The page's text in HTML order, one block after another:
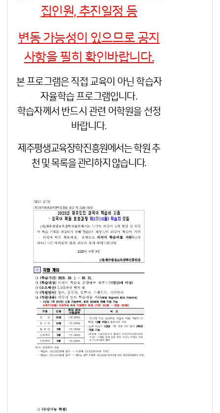
집인원, 추진일정 등
변동 가능성이 있으므로 공지
사항을 필히 확인바랍니다.
본 프로그램은 직접 교육이 아닌 학습자
자율학습 프로그램입니다.
학습자께서 반드시 관련 어학원을 선정
바랍니다.
제주평생교육장학진흥원에서는 학원 추
천 및 목록을 관리하지 않습니다.